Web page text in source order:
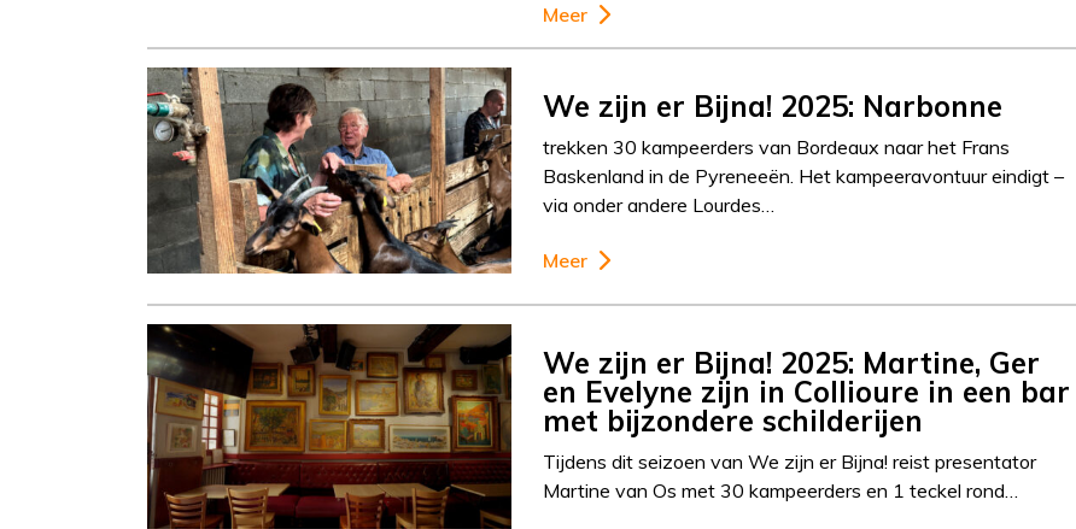
Meer
We zijn er Bijna! 2025: Narbonne
trekken 30 kampeerders van Bordeaux naar het Frans
Baskenland in de Pyreneeën. Het kampeeravontuur eindigt –
via onder andere Lourdes…
Meer
We zijn er Bijna! 2025: Martine, Ger
en Evelyne zijn in Collioure in een bar
met bijzondere schilderijen
Tijdens dit seizoen van We zijn er Bijna! reist presentator
Martine van Os met 30 kampeerders en 1 teckel rond…